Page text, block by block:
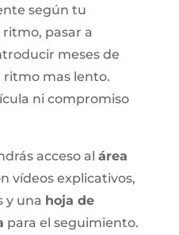
según tu
pasar a
meses de
ritmo mas lento.
ni compromiso
acceso al área
vídeos explicativos,
y una hoja de
para el seguimiento.